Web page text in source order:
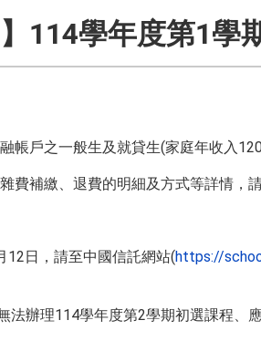
】114學年度第1
帳戶之一般生及就貸生(家庭年收入120
費補繳、退費的明細及方式等詳情，
12日，請至中國信託網站(https://
法辦理114學年度第2學期初選課程、